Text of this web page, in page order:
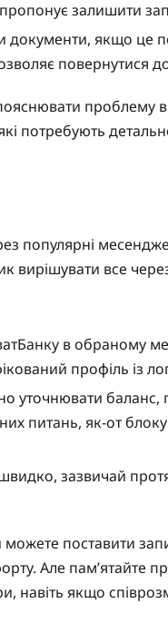
залишити
документи, якщо це
повернутися
проблему
потребують
популярні
вирішувати все
в обраному
профіль із
уточнювати баланс,
питань, як-от
зазвичай
поставити
Але пам’ятайте
навіть якщо